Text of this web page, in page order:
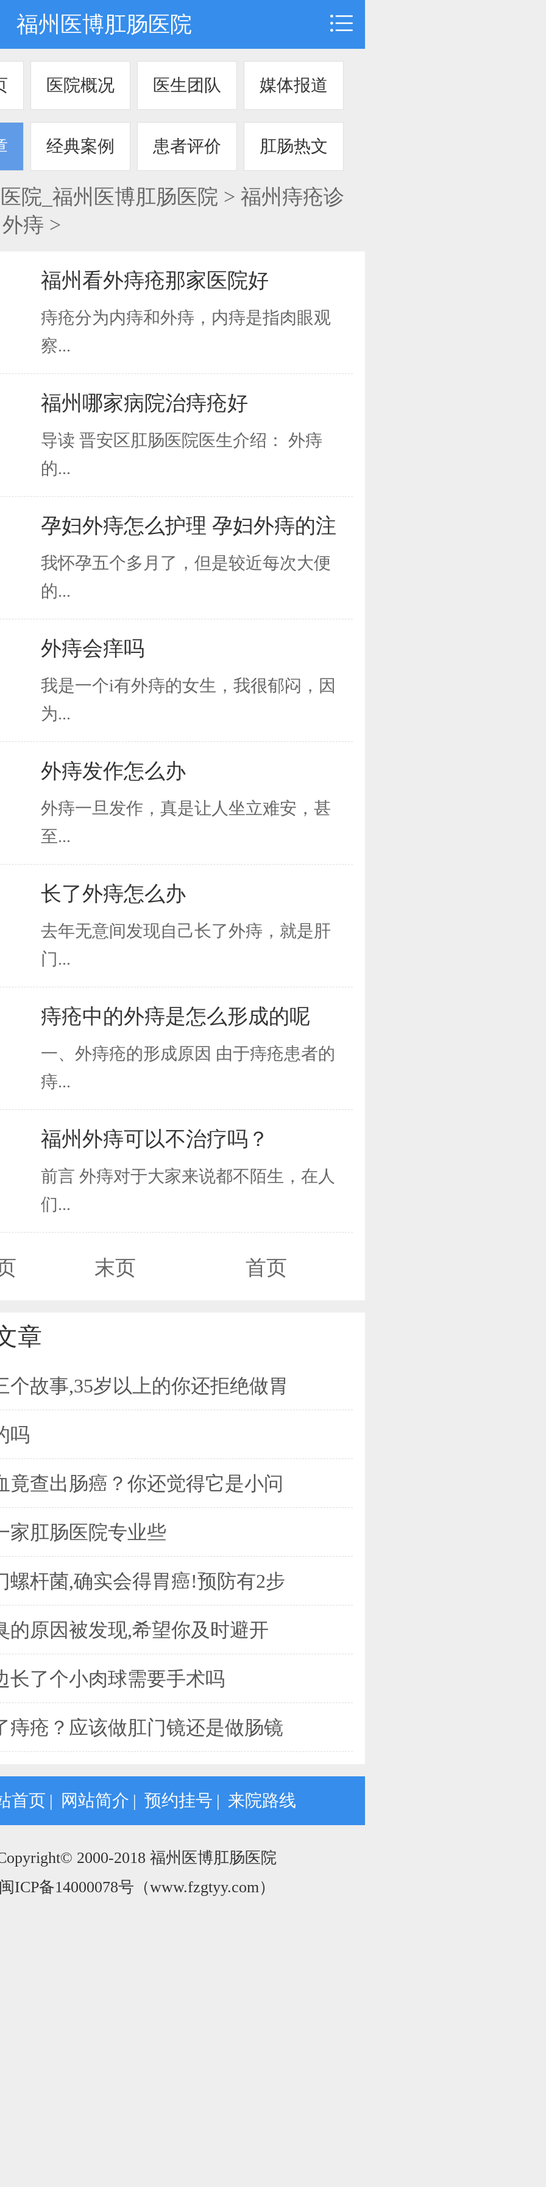
福州医博肛肠医院
医院概况 医生团队 媒体报道
经典案例 患者评价 肛肠热文
院_福州医博肛肠医院 > 福州痔疮诊
外痔 >
福州看外痔疮那家医院好
痔疮分为内痔和外痔，内痔是指肉眼观
察...
福州哪家病院治痔疮好
导读 晋安区肛肠医院医生介绍： 外痔
的...
孕妇外痔怎么护理 孕妇外痔的注
意事项
我怀孕五个多月了，但是较近每次大便
的...
外痔会痒吗
我是一个i有外痔的女生，我很郁闷，因
为...
外痔发作怎么办
外痔一旦发作，真是让人坐立难安，甚
至...
长了外痔怎么办
去年无意间发现自己长了外痔，就是肝
门...
痔疮中的外痔是怎么形成的呢
一、外痔疮的形成原因 由于痔疮患者的
痔...
福州外痔可以不治疗吗？
前言 外痔对于大家来说都不陌生，在人
们...
首页
末页
章
个故事,35岁以上的你还拒绝做胃
吗
竟查出肠癌？你还觉得它是小问
家肛肠医院专业些
螺杆菌,确实会得胃癌!预防有2步
的原因被发现,希望你及时避开
长了个小肉球需要手术吗
痔疮？应该做肛门镜还是做肠镜
首页 | 网站简介 | 预约挂号 | 来院路线
2000-2018 福州医博肛肠医院
ICP备14000078号 （www.fzgtyy.com）